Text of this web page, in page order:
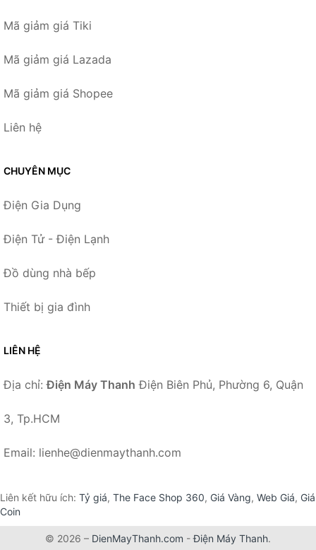
Mã giảm giá Tiki
Mã giảm giá Lazada
Mã giảm giá Shopee
Liên hệ
CHUYÊN MỤC
Điện Gia Dụng
Điện Tử - Điện Lạnh
Đồ dùng nhà bếp
Thiết bị gia đình
LIÊN HỆ
Địa chỉ:Điện Máy Thanh Điện Biên Phủ, Phường 6, Quận
3, Tp.HCM
Email: lienhe@dienmaythanh.com
Liên kết hữu ích: Tỷ giá, The Face Shop 360, Giá Vàng, Web Giá, Giá
Coin
© 2026 – DienMayThanh.com -Điện Máy Thanh.